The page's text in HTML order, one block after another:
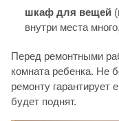
шкаф для вещей
внутри места
Перед ремонтными
комната ребенка. Не
ремонту гарантирует
будет поднят.